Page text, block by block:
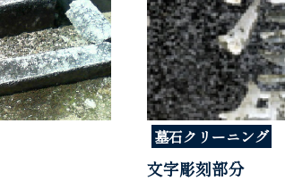
墓石クリーニング
文字彫刻部分